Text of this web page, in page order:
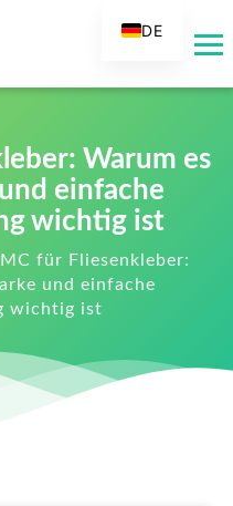
Warum es
einfache
wichtig ist
für Fliesenkleber:
und einfache
wichtig ist
DE
RU
IT
TR
NL